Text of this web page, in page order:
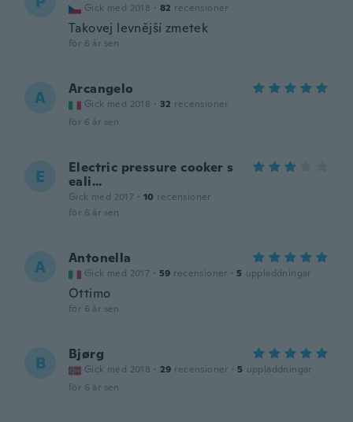
Gick med 2018 · 82 recensioner
Takovej levnější zmetek
för 6 år sen
A Arcangelo
Gick med 2018 · 32 recensioner
för 6 år sen
E
Electric pressure cooker s
eali...
Gick med 2017 · 10 recensioner
för 6 år sen
A Antonella
Gick med 2017 · 59 recensioner · 5 uppladdningar
Ottimo
för 6 år sen
B Bjørg
Gick med 2018 · 29 recensioner · 5 uppladdningar
för 6 år sen